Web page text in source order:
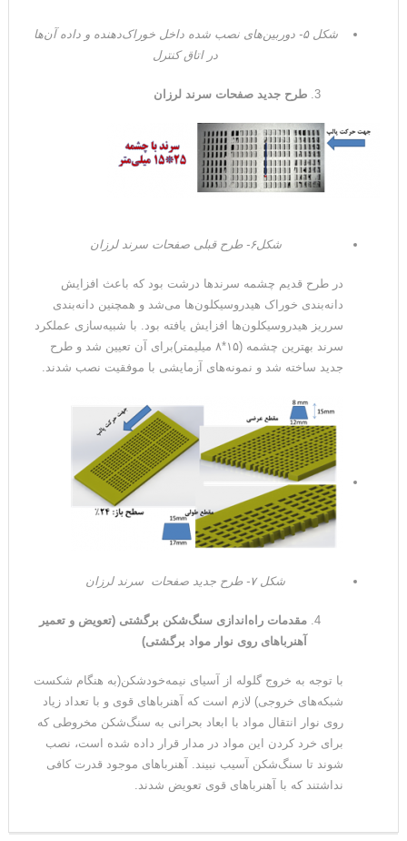
شکل ۵- دوربین‌های نصب شده داخل خوراک‌دهنده و داده آن‌ها
در اتاق کنترل
طرح جدید صفحات سرند لرزان
شکل۶- طرح قبلی صفحات سرند لرزان
در طرح قدیم چشمه سرندها درشت بود که باعث افزایش
دانه‌بندی خوراک هیدروسیکلون‌ها می‌شد و همچنین دانه‌بندی
سرریز هیدروسیکلون‌ها افزایش یافته بود. با شبیه‌سازی عملکرد
سرند بهترین چشمه (۱۵*۸ میلیمتر)برای آن تعیین شد و طرح
جدید ساخته شد و نمونه‌های آزمایشی با موفقیت نصب شدند.
شکل ۷- طرح جدید صفحات سرند لرزان
مقدمات راه‌اندازی سنگ‌شکن برگشتی (تعویض و تعمیر
آهنرباهای روی نوار مواد برگشتی)
با توجه به خروج گلوله از آسیای نیمه‌خودشکن(به هنگام شکست
شبکه‌های خروجی) لازم است که آهنرباهای قوی و با تعداد زیاد
روی نوار انتقال مواد با ابعاد بحرانی به سنگ‌شکن مخروطی که
برای خرد کردن این مواد در مدار قرار داده شده است، نصب
شوند تا سنگ‌شکن آسیب نبیند. آهنرباهای موجود قدرت کافی
نداشتند که با آهنرباهای قوی تعویض شدند.